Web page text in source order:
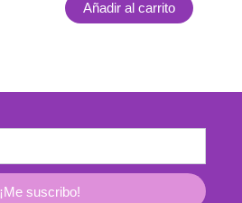
Añadir al carrito
¡Me suscribo!